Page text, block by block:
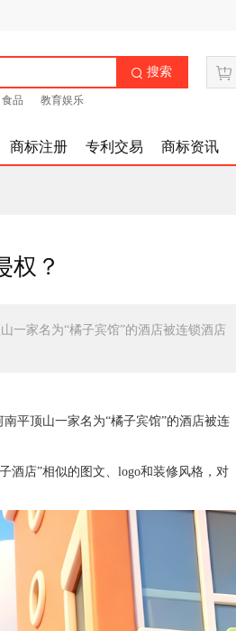
 搜索
食品 教育娱乐
商标注册 专利交易 商标资讯
权？
一家名为“橘子宾馆”的酒店被连锁酒店
平顶山一家名为“橘子宾馆”的酒店被连
店”相似的图文、logo和装修风格，对